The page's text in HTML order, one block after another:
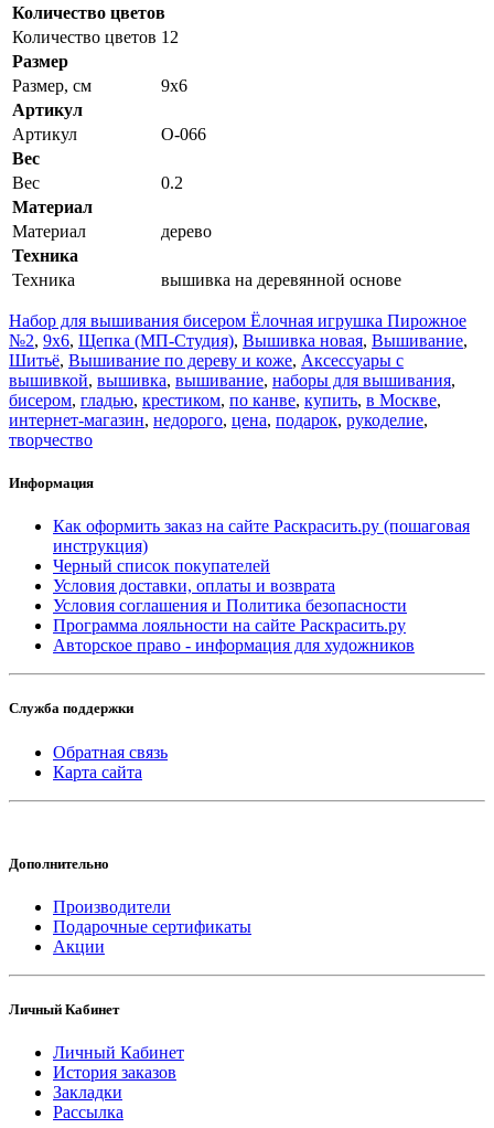
Количество цветов
Количество цветов 12
Размер
Размер, см
9x6
Артикул
Артикул
О-066
Вес
Вес
0.2
Материал
Материал
дерево
Техника
Техника
вышивка на деревянной основе
Набор для вышивания бисером Ёлочная игрушка Пирожное
№2, 9x6, Щепка (МП-Студия), Вышивка новая, Вышивание,
Шитьё, Вышивание по дереву и коже, Аксессуары с
вышивкой, вышивка, вышивание, наборы для вышивания,
бисером, гладью, крестиком, по канве, купить, в Москве,
интернет-магазин, недорого, цена, подарок, рукоделие,
творчество
Информация
Как оформить заказ на сайте Раскрасить.ру (пошаговая
инструкция)
Черный список покупателей
Условия доставки, оплаты и возврата
Условия соглашения и Политика безопасности
Программа лояльности на сайте Раскрасить.ру
Авторское право - информация для художников
Служба поддержки
Обратная связь
Карта сайта
Дополнительно
Производители
Подарочные сертификаты
Акции
Личный Кабинет
Личный Кабинет
История заказов
Закладки
Рассылка